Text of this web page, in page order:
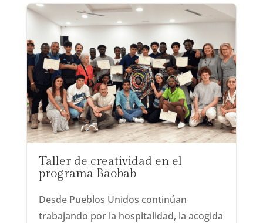
Taller de creatividad en el
programa Baobab
Desde Pueblos Unidos continúan
trabajando por la hospitalidad, la acogida